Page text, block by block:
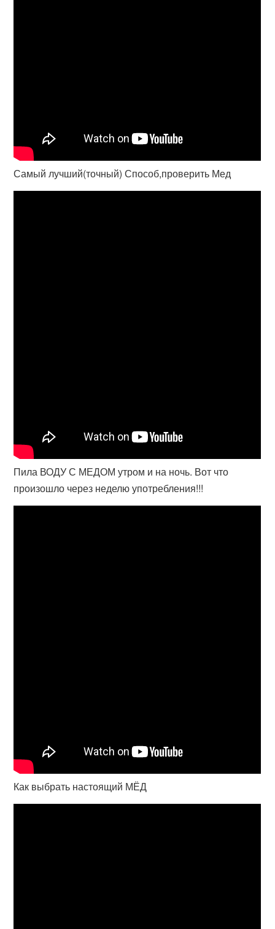
Самый лучший(точный) Способ,проверить Мед
Пила ВОДУ С МЕДОМ утром и на ночь. Вот что
произошло через неделю употребления!!!
Как выбрать настоящий МЁД